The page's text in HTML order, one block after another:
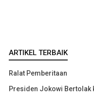
ARTIKEL TERBAIK
Ralat Pemberitaan
Presiden Jokowi Bertolak